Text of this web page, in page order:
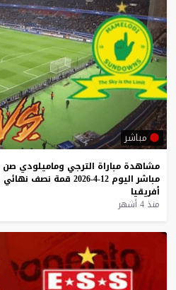
مباشر
مشاهدة مباراة الترجي وماميلودي صن
مباشر اليوم 12-4-2026 قمة نصف نهائي
أفريقيا
منذ 4 أشهر